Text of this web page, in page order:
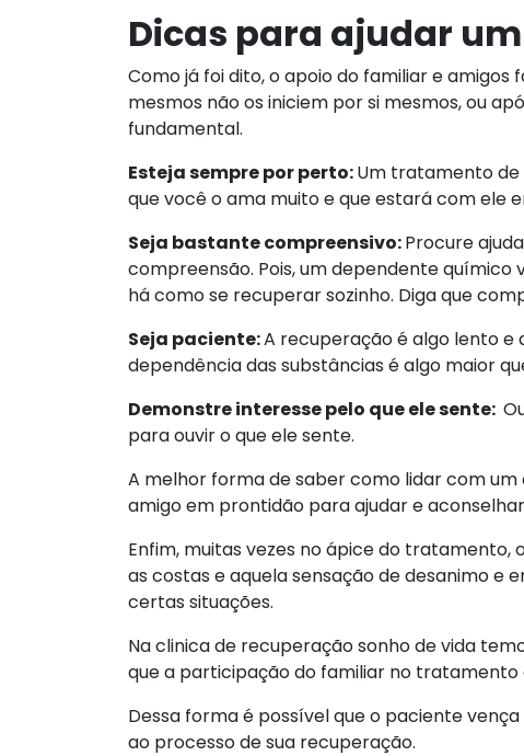
Dicas para ajudar
Como já foi dito, o apoio do familiar e
mesmos não os iniciem por si mesmos, ou
fundamental.
Esteja sempre por perto:Um tratamento de
que você o ama muito e que estará com ele
Seja bastante compreensivo:Procure
compreensão. Pois, um dependente
há como se recuperar sozinho. Diga que
Seja paciente:A recuperação é algo lento e
dependência das substâncias é algo maior
Demonstre interesse pelo que ele sente:
para ouvir o que ele sente.
A melhor forma de saber como lidar com
amigo em prontidão para ajudar e
Enfim, muitas vezes no ápice do tratamento,
as costas e aquela sensação de desanimo
certas situações.
Na clinica de recuperação sonho de vida
que a participação do familiar no tratamento
Dessa forma é possível que o paciente
ao processo de sua recuperação.